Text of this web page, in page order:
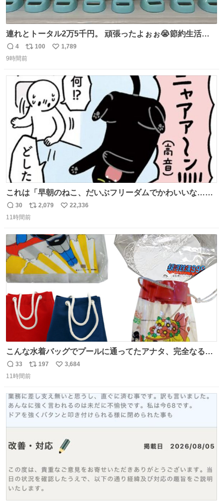
連れとトータル2万5千円。 頑張ったよぉぉ😭節約生活の
始まり。笑
返
信
4
リ
ポ
ト
数
100
い
数
1,789
9時間前
これは「早朝のねこ、だいぶフリーダムでかわいいな…」
の絵日記です🎐
返
信
30
リ
ポ
ト
数
2,079
い
数
22,336
11時間前
こんな水着バッグでプールに通ってたアナタ、完全なる同
世代（笑） #70年代 #80年代 #昭和レトロ
返
信
33
リ
ポ
ト
数
197
い
数
3,684
11時間前